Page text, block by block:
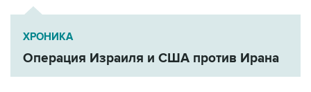
ХРОНИКА
Операция Израиля и США против Ирана